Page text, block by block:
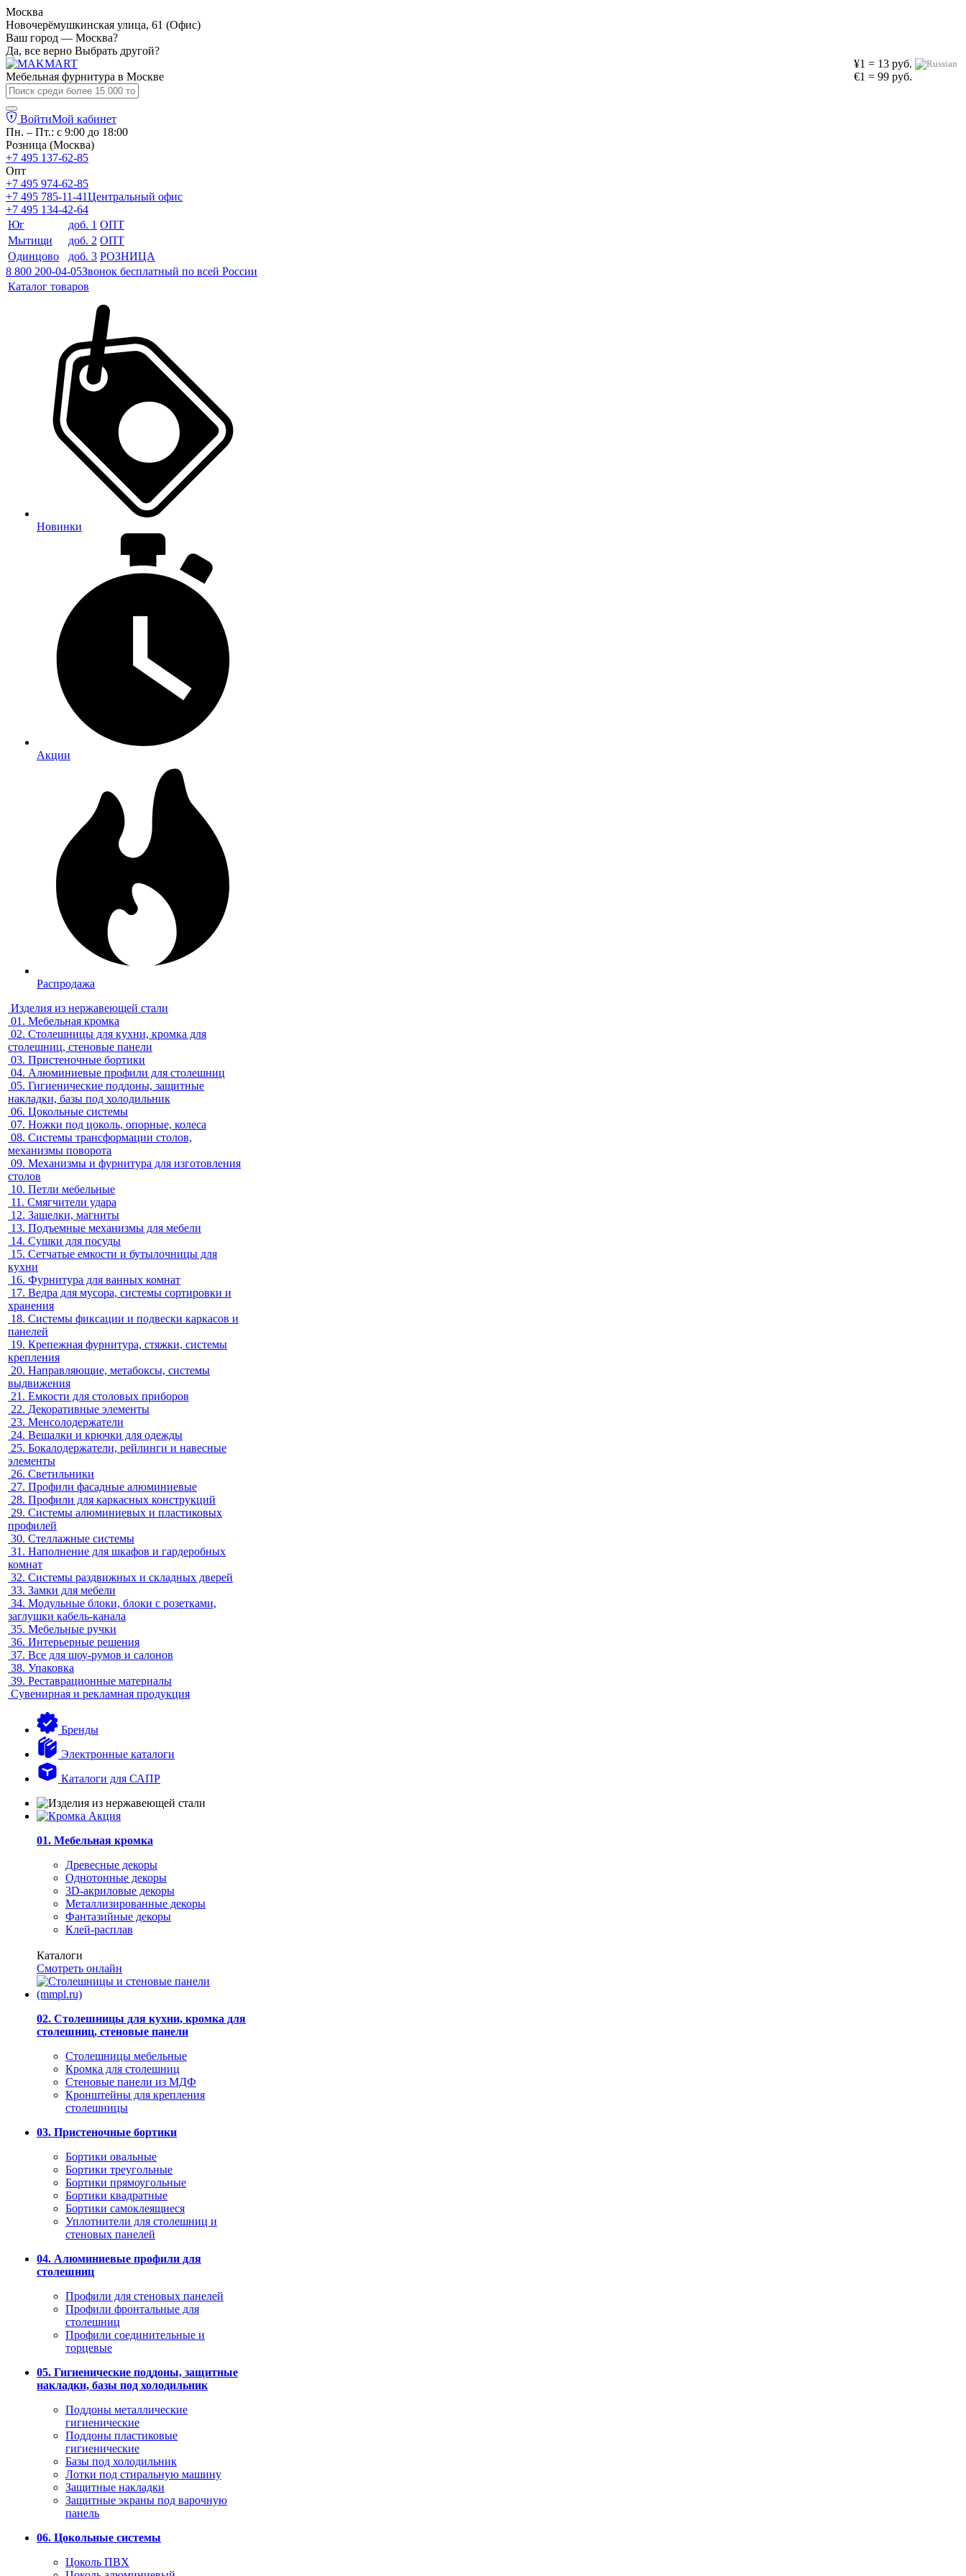
Москва
Новочерёмушкинская улица, 61 (Офис)
Ваш город — Москва?
Да, все верно Выбрать другой?
¥1 = 13 руб.
€1 = 99 руб.
Мебельная фурнитура в Москве
ВойтиМой кабинет
Пн. – Пт.: с 9:00 до 18:00
Розница (Москва)
+7 495 137-62-85
Опт
+7 495 974-62-85
+7 495 785-11-41Центральный офис
+7 495 134-42-64
Юг
доб. 1 ОПТ
Мытищи
доб. 2 ОПТ
Одинцово
доб. 3 РОЗНИЦА
8 800 200-04-05Звонок бесплатный по всей России
Каталог товаров
Новинки
Акции
Распродажа
Изделия из нержавеющей стали
01. Мебельная кромка
02. Столешницы для кухни, кромка для
столешниц, стеновые панели
03. Пристеночные бортики
04. Алюминиевые профили для столешниц
05. Гигиенические поддоны, защитные
накладки, базы под холодильник
06. Цокольные системы
07. Ножки под цоколь, опорные, колеса
08. Системы трансформации столов,
механизмы поворота
09. Механизмы и фурнитура для изготовления
столов
10. Петли мебельные
11. Смягчители удара
12. Защелки, магниты
13. Подъемные механизмы для мебели
14. Сушки для посуды
15. Сетчатые емкости и бутылочницы для
кухни
16. Фурнитура для ванных комнат
17. Ведра для мусора, системы сортировки и
хранения
18. Системы фиксации и подвески каркасов и
панелей
19. Крепежная фурнитура, стяжки, системы
крепления
20. Направляющие, метабоксы, системы
выдвижения
21. Емкости для столовых приборов
22. Декоративные элементы
23. Менсолодержатели
24. Вешалки и крючки для одежды
25. Бокалодержатели, рейлинги и навесные
элементы
26. Светильники
27. Профили фасадные алюминиевые
28. Профили для каркасных конструкций
29. Системы алюминиевых и пластиковых
профилей
30. Стеллажные системы
31. Наполнение для шкафов и гардеробных
комнат
32. Системы раздвижных и складных дверей
33. Замки для мебели
34. Модульные блоки, блоки с розетками,
заглушки кабель-канала
35. Мебельные ручки
36. Интерьерные решения
37. Все для шоу-румов и салонов
38. Упаковка
39. Реставрационные материалы
Сувенирная и рекламная продукция
Бренды
Электронные каталоги
Каталоги для САПР
01. Мебельная кромка
Древесные декоры
Однотонные декоры
3D-акриловые декоры
Металлизированные декоры
Фантазийные декоры
Клей-расплав
Каталоги
Смотреть онлайн
02. Столешницы для кухни, кромка для
столешниц, стеновые панели
Столешницы мебельные
Кромка для столешниц
Стеновые панели из МДФ
Кронштейны для крепления
столешницы
03. Пристеночные бортики
Бортики овальные
Бортики треугольные
Бортики прямоугольные
Бортики квадратные
Бортики самоклеящиеся
Уплотнители для столешниц и
стеновых панелей
04. Алюминиевые профили для
столешниц
Профили для стеновых панелей
Профили фронтальные для
столешниц
Профили соединительные и
торцевые
05. Гигиенические поддоны, защитные
накладки, базы под холодильник
Поддоны металлические
гигиенические
Поддоны пластиковые
гигиенические
Базы под холодильник
Лотки под стиральную машину
Защитные накладки
Защитные экраны под варочную
панель
06. Цокольные системы
Цоколь ПВХ